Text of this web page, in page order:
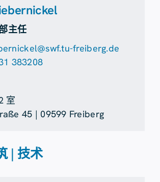
主任
freiberg.de
383208
室
45 | 09599 Freiberg
| 技术